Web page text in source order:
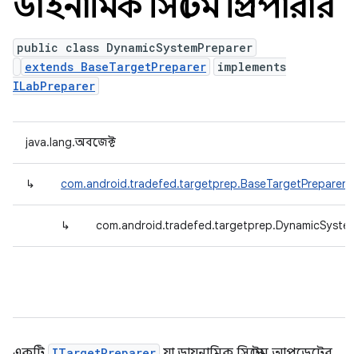
public class DynamicSystemPreparer
extends BaseTargetPreparer
implements
ILabPreparer
java.lang.অবজেক্ট
↳ com.android.tradefed.targetprep.BaseTargetPreparer
↳